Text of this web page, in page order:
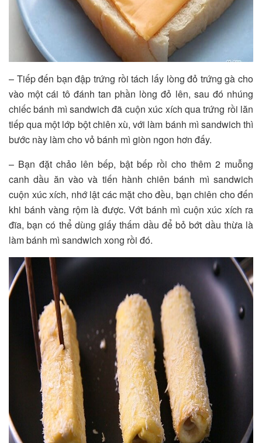
– Tiếp đến bạn đập trứng rồi tách lấy lòng đỏ trứng gà cho
vào một cái tô đánh tan phần lòng đỏ lên, sau đó nhúng
chiếc bánh mì sandwich đã cuộn xúc xích qua trứng rồi lăn
tiếp qua một lớp bột chiên xù, với làm bánh mì sandwich thì
bước này làm cho vỏ bánh mì giòn ngon hơn đấy.
– Bạn đặt chảo lên bếp, bật bếp rồi cho thêm 2 muỗng
canh dầu ăn vào và tiến hành chiên bánh mì sandwich
cuộn xúc xích, nhớ lật các mặt cho đều, bạn chiên cho đến
khi bánh vàng rộm là được. Vớt bánh mì cuộn xúc xích ra
đĩa, bạn có thể dùng giấy thấm dầu để bỏ bớt dầu thừa là
làm bánh mì sandwich xong rồi đó.